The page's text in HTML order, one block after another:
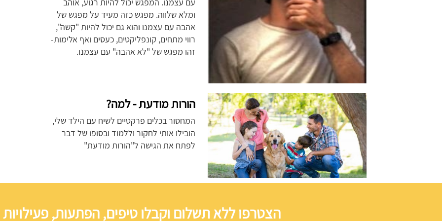
ומלא שלווה. מפגש כזה מעיד על מפגש של
אהבה עם עצמנו והוא גם יכול להיות "קשה",
רווי מתחים, קונפליקטים, כעסים ואף אלימות-
זהו מפגש של "לא אהבה" עם עצמנו.
הורות מודעת - למה?
המחסור בכלים פרקטיים לשיח עם הילד שלי,
הובילו אותי לחקור וללמוד ובסופו של דבר
לפתח את הגישה ל"הורות מודעת"
הצטרפו ללא תשלום וקבלו טיפים, הפתעות,